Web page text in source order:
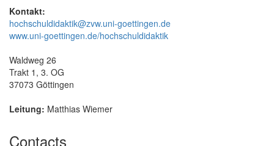
Kontakt:
hochschuldidaktik@zvw.uni-goettingen.de
www.uni-goettingen.de/hochschuldidaktik
Waldweg 26
Trakt 1, 3. OG
37073 Göttingen
Leitung: Matthias Wiemer
Contacts